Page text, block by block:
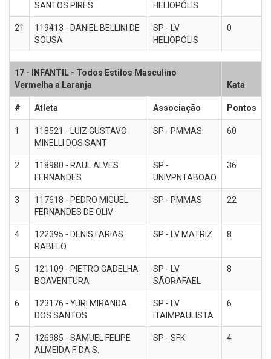
SANTOS PIRES
HELIOPÓLIS
21
119413 - DANIEL BELLINI DE
SOUSA
SP - LV
HELIOPÓLIS
0
17 - INFANTIL - Todos Estilos Masculino
Vermelha a Laranja
Kata
# Atleta Associação Pontos
1
118521 - LUIZ GUSTAVO
MINELLI DOS SANT
SP - PMMAS 60
2
118980 - RAUL ALVES
FERNANDES
SP -
UNIVPNTABOAO
36
3
117618 - PEDRO MIGUEL
FERNANDES DE OLIV
SP - PMMAS 22
4
122395 - DENIS FARIAS
RABELO
SP - LV MATRIZ 8
5
121109 - PIETRO GADELHA
BOAVENTURA
SP - LV
SÃORAFAEL
8
6
123176 - YURI MIRANDA
DOS SANTOS
SP - LV
ITAIMPAULISTA
6
7
126985 - SAMUEL FELIPE
ALMEIDA F. DA S.
SP - SFK 4